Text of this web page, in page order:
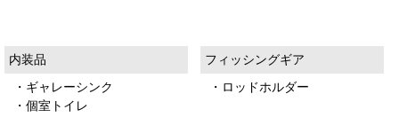
内装品
・ギャレーシンク
・個室トイレ
フィッシングギア
・ロッドホルダー